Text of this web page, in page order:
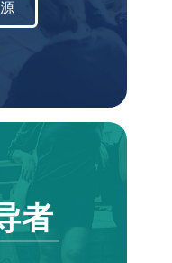
者